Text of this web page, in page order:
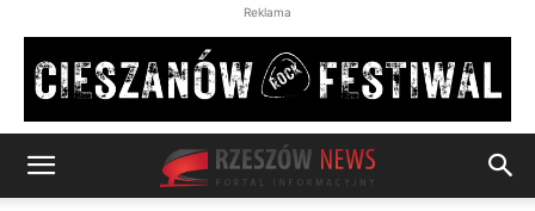
Reklama